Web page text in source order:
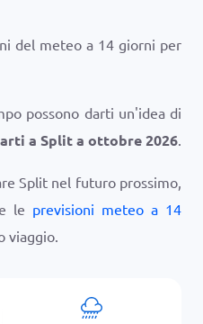
del meteo a 14 giorni per
possono darti un'idea di
a Split a ottobre 2026.
Split nel futuro prossimo,
le previsioni meteo a 14
viaggio.